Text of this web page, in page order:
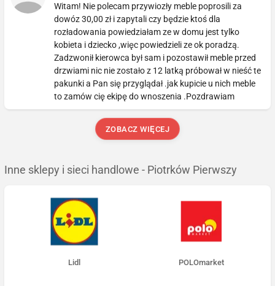
Witam! Nie polecam przywiozły meble poprosili za
dowóz 30,00 zł i zapytali czy będzie ktoś dla
rozładowania powiedziałam ze w domu jest tylko
kobieta i dziecko ,więc powiedzieli ze ok poradzą.
Zadzwonił kierowca był sam i pozostawił meble przed
drzwiami nic nie zostało z 12 latką próbował w nieść te
pakunki a Pan się przyglądał .jak kupicie u nich meble
to zamów cię ekipę do wnoszenia .Pozdrawiam
ZOBACZ WIĘCEJ
Inne sklepy i sieci handlowe - Piotrków Pierwszy
Lidl POLOmarket